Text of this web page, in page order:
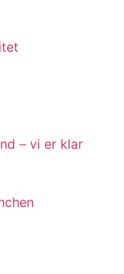
– vi er klar